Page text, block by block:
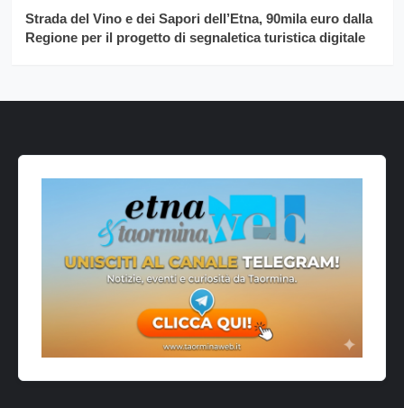
Strada del Vino e dei Sapori dell’Etna, 90mila euro dalla
Regione per il progetto di segnaletica turistica digitale